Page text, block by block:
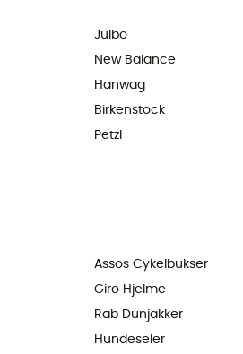
Julbo
New Balance
Hanwag
Birkenstock
Petzl
Assos Cykelbukser
Giro Hjelme
Rab Dunjakker
Hundeseler